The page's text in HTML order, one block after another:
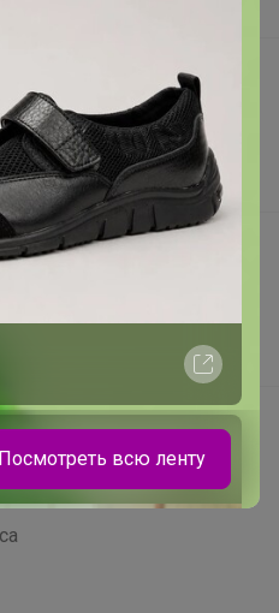
ваших изображений
чисел
лёгкие,
уже в наличии
Посмотреть всю ленту